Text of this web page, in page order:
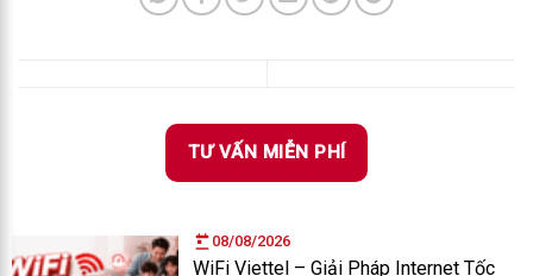
08/08/2026
WiFi Viettel – Giải Pháp Internet Tốc
TƯ VẤN MIỄN PHÍ